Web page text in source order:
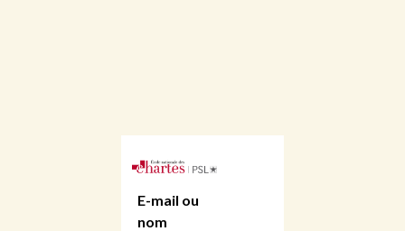
E-mail ou
nom